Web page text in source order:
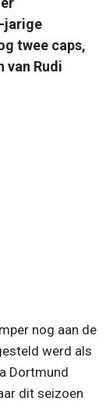
jarige
twee caps,
van Rudi
nog aan de
werd als
Dortmund
dit seizoen